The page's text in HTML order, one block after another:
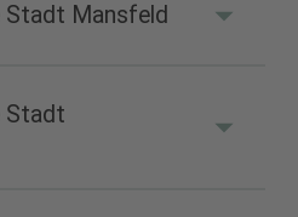
Stadt Hettstedt (PDF
Stadt Mansfeld
Stadt Mansfeld (PDF
Stadt